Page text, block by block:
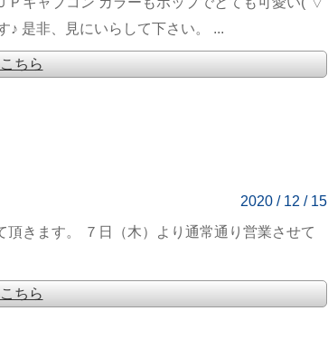
♪ 是非、見にいらして下さい。 ...
ちら
2020 / 12 / 15
きます。 ７日（木）より通常通り営業させて
ちら